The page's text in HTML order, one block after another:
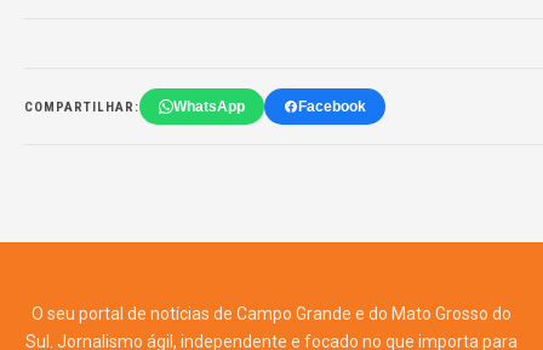
COMPARTILHAR: WhatsApp Facebook
O seu portal de notícias de Campo Grande e do Mato Grosso do
Sul. Jornalismo ágil, independente e focado no que importa para